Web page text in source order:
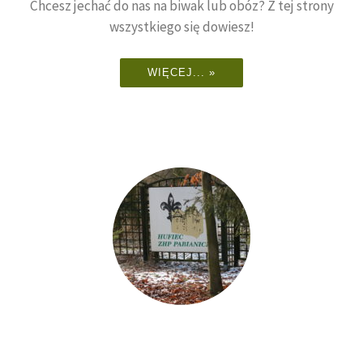
Chcesz jechać do nas na biwak lub obóz? Z tej strony
wszystkiego się dowiesz!
WIĘCEJ... »